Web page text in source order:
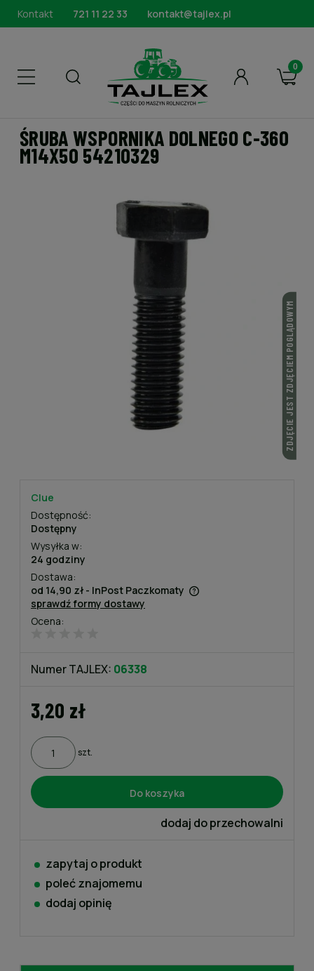
Kontakt 721 11 22 33 kontakt@tajlex.pl
ŚRUBA WSPORNIKA DOLNEGO C-360
M14X50 54210329
ZDJĘCIE JEST ZDJĘCIEM POGLĄDOWYM
Ocena:
Clue
Dostępność:
Dostępny
Wysyłka w:
24 godziny
Dostawa:
od 14,90 zł - InPost Paczkomaty
Cena nie zawiera ewentualnych kosztów płatności
sprawdź formy dostawy
Numer TAJLEX: 06338
3,20 zł
szt.
Do koszyka
dodaj do przechowalni
zapytaj o produkt
poleć znajomemu
dodaj opinię